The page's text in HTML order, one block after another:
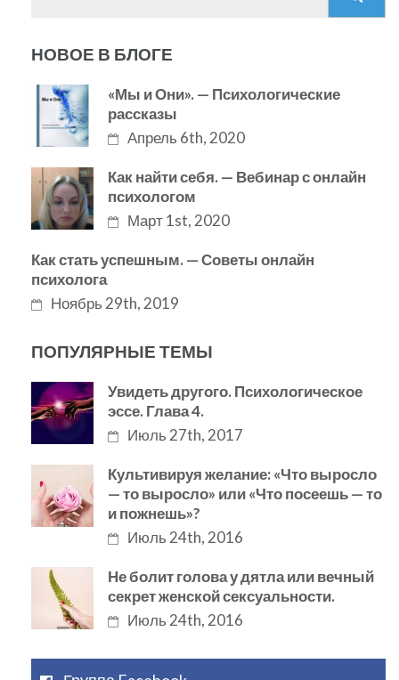
НОВОЕ В БЛОГЕ
«Мы и Они». — Психологические
рассказы
Апрель 6th, 2020
Как найти себя. — Вебинар с онлайн
психологом
Март 1st, 2020
Как стать успешным. — Советы онлайн
психолога
Ноябрь 29th, 2019
ПОПУЛЯРНЫЕ ТЕМЫ
Увидеть другого. Психологическое
эссе. Глава 4.
Июль 27th, 2017
Культивируя желание: «Что выросло
— то выросло» или «Что посеешь — то
и пожнешь»?
Июль 24th, 2016
Не болит голова у дятла или вечный
секрет женской сексуальности.
Июль 24th, 2016